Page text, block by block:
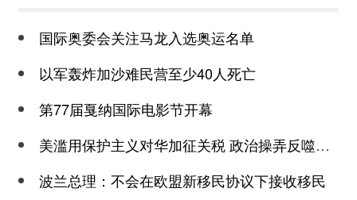
国际奥委会关注马龙入选奥运名单
以军轰炸加沙难民营至少40人死亡
第77届戛纳国际电影节开幕
美滥用保护主义对华加征关税 政治操弄反噬其身
波兰总理：不会在欧盟新移民协议下接收移民